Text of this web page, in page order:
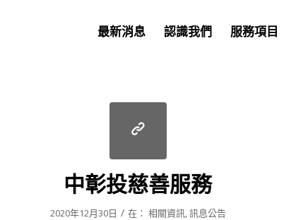
最新消息 認識我們 服務項目
中彰投慈善服務
2020年12月30日 / 在： 相關資訊,訊息公告